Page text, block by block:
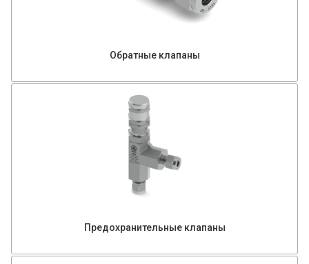
Обратные клапаны
Предохранительные клапаны